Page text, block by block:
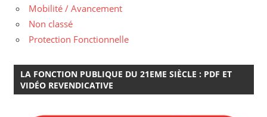
Mobilité / Avancement
Non classé
Protection Fonctionnelle
LA FONCTION PUBLIQUE DU 21EME SIÈCLE : PDF ET
VIDÉO REVENDICATIVE